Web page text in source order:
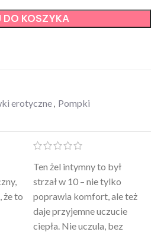
DO KOSZYKA
erotyczne, Pompki
to
Ten żel intymny to był
strzał w 10 – nie tylko
poprawia komfort, ale też
daje przyjemne uczucie
ciepła. Nie uczula, bez